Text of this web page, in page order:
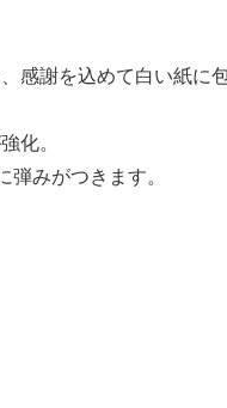
感謝を込めて白い紙に
化。
みがつきます。